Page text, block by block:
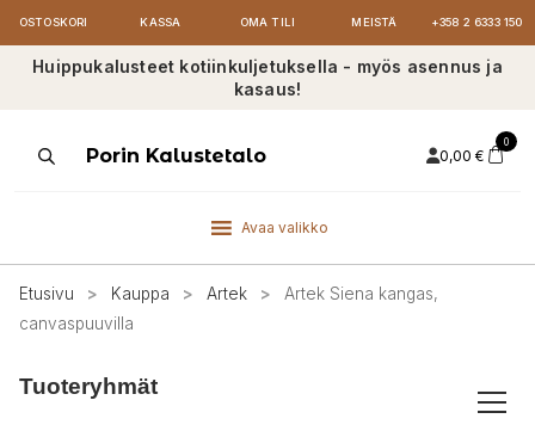
OSTOSKORI KASSA OMA TILI MEISTÄ +358 2 6333 150
Huippukalusteet kotiinkuljetuksella - myös asennus ja
kasaus!
ProductsPorin Kalustetalo 0,00 €
0
Avaa valikko
Etusivu > Kauppa > Artek >
Artek Siena kangas,
canvaspuuvilla
Tuoteryhmät